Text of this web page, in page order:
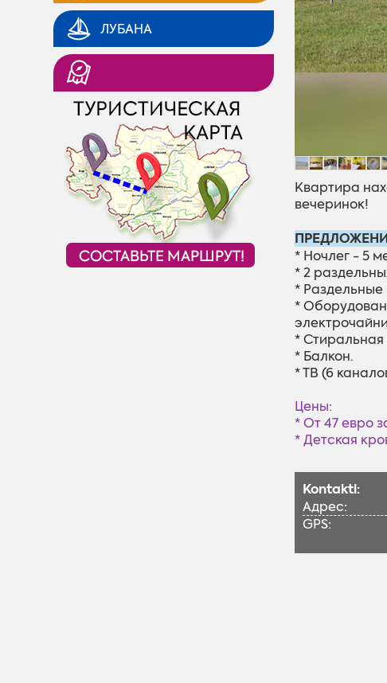
ЛУБАНА
Квартира
вечеринок!
* Ночлег - 5
* 2
* Раздельные
*
*
* Балкон.
* ТВ (6
Цены:
* От 47 евро
* Детская
Kontakti:
Адрес:
GPS: